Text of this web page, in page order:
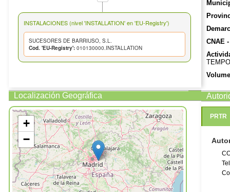
INSTALACIONES (nivel 'INSTALLATION' en 'EU-Registry')
SUCESORES DE BARRIUSO, S.L.
Cod. 'EU-Registry': 010130000.INSTALLATION
Localización Geográfica
+
−
CNAE
La
y
PRTR